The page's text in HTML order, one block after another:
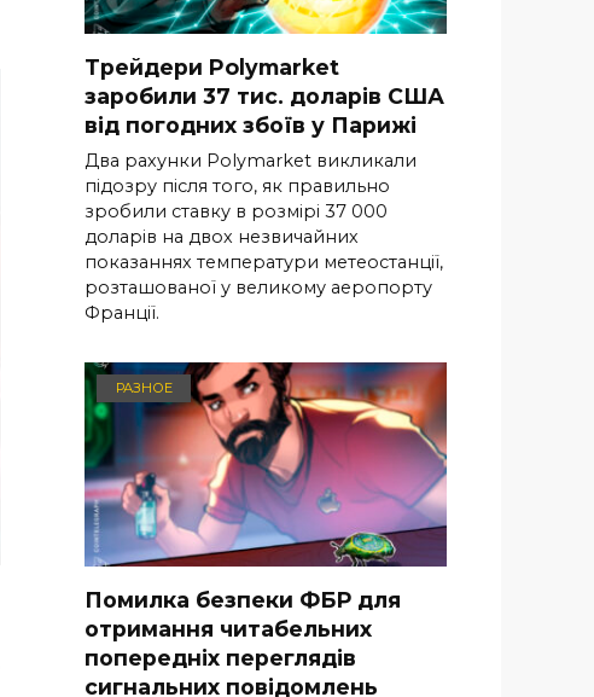
Трейдери Polymarket
заробили 37 тис. доларів США
від погодних збоїв у Парижі
Два рахунки Polymarket викликали
підозру після того, як правильно
зробили ставку в розмірі 37 000
доларів на двох незвичайних
показаннях температури метеостанції,
розташованої у великому аеропорту
Франції.
РАЗНОЕ
Помилка безпеки ФБР для
отримання читабельних
попередніх переглядів
сигнальних повідомлень